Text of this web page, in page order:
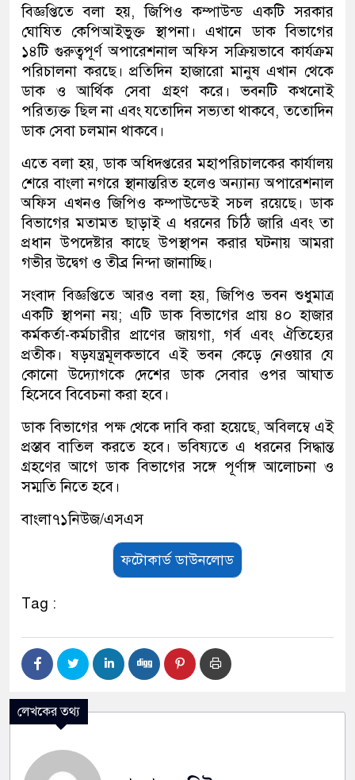
বিজ্ঞপ্তিতে বলা হয়, জিপিও কম্পাউন্ড একটি সরকার
ঘোষিত কেপিআইভুক্ত স্থাপনা। এখানে ডাক বিভাগের
১৪টি গুরুত্বপূর্ণ অপারেশনাল অফিস সক্রিয়ভাবে কার্যক্রম
পরিচালনা করছে। প্রতিদিন হাজারো মানুষ এখান থেকে
ডাক ও আর্থিক সেবা গ্রহণ করে। ভবনটি কখনোই
পরিত্যক্ত ছিল না এবং যতোদিন সভ্যতা থাকবে, ততোদিন
ডাক সেবা চলমান থাকবে।
এতে বলা হয়, ডাক অধিদপ্তরের মহাপরিচালকের কার্যালয়
শেরে বাংলা নগরে স্থানান্তরিত হলেও অন্যান্য অপারেশনাল
অফিস এখনও জিপিও কম্পাউন্ডেই সচল রয়েছে। ডাক
বিভাগের মতামত ছাড়াই এ ধরনের চিঠি জারি এবং তা
প্রধান উপদেষ্টার কাছে উপস্থাপন করার ঘটনায় আমরা
গভীর উদ্বেগ ও তীব্র নিন্দা জানাচ্ছি।
সংবাদ বিজ্ঞপ্তিতে আরও বলা হয়, জিপিও ভবন শুধুমাত্র
একটি স্থাপনা নয়; এটি ডাক বিভাগের প্রায় ৪০ হাজার
কর্মকর্তা-কর্মচারীর প্রাণের জায়গা, গর্ব এবং ঐতিহ্যের
প্রতীক। ষড়যন্ত্রমূলকভাবে এই ভবন কেড়ে নেওয়ার যে
কোনো উদ্যোগকে দেশের ডাক সেবার ওপর আঘাত
হিসেবে বিবেচনা করা হবে।
ডাক বিভাগের পক্ষ থেকে দাবি করা হয়েছে, অবিলম্বে এই
প্রস্তাব বাতিল করতে হবে। ভবিষ্যতে এ ধরনের সিদ্ধান্ত
গ্রহণের আগে ডাক বিভাগের সঙ্গে পূর্ণাঙ্গ আলোচনা ও
সম্মতি নিতে হবে।
বাংলা৭১নিউজ/এসএস
ফটোকার্ড ডাউনলোড
Tag :
লেখকের তথ্য